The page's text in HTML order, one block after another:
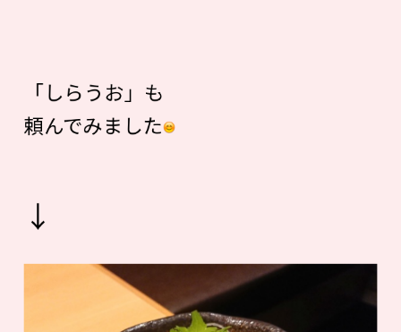
「しらうお」も
頼んでみました
↓